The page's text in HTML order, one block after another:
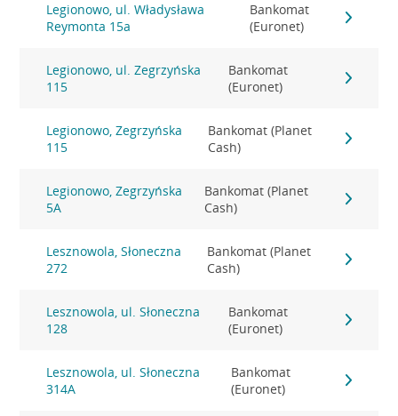
Legionowo, ul. Władysława
Reymonta 15a
Bankomat
(Euronet)
Legionowo, ul. Zegrzyńska
115
Bankomat
(Euronet)
Legionowo, Zegrzyńska
115
Bankomat (Planet
Cash)
Legionowo, Zegrzyńska
5A
Bankomat (Planet
Cash)
Lesznowola, Słoneczna
272
Bankomat (Planet
Cash)
Lesznowola, ul. Słoneczna
128
Bankomat
(Euronet)
Lesznowola, ul. Słoneczna
314A
Bankomat
(Euronet)